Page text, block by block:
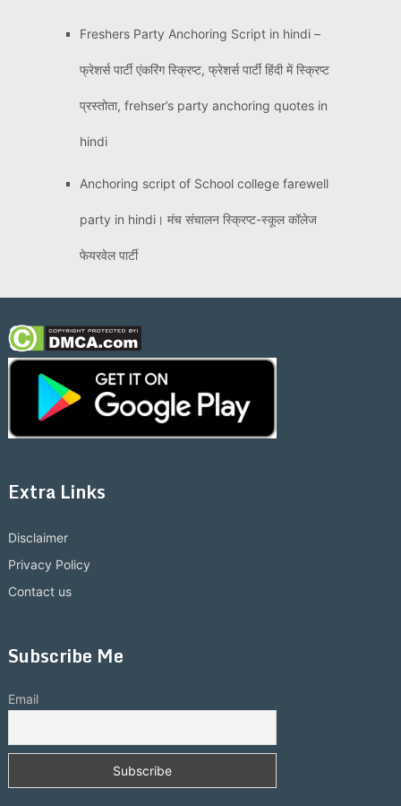
Freshers Party Anchoring Script in hindi –
फ्रेशर्स पार्टी एंकरिंग स्क्रिप्ट, फ्रेशर्स पार्टी हिंदी में स्क्रिप्ट
प्रस्तोता, frehser’s party anchoring quotes in
hindi
Anchoring script of School college farewell
party in hindi। मंच संचालन स्क्रिप्ट-स्कूल कॉलेज
फेयरवेल पार्टी
Extra Links
Disclaimer
Privacy Policy
Contact us
Subscribe Me
Email